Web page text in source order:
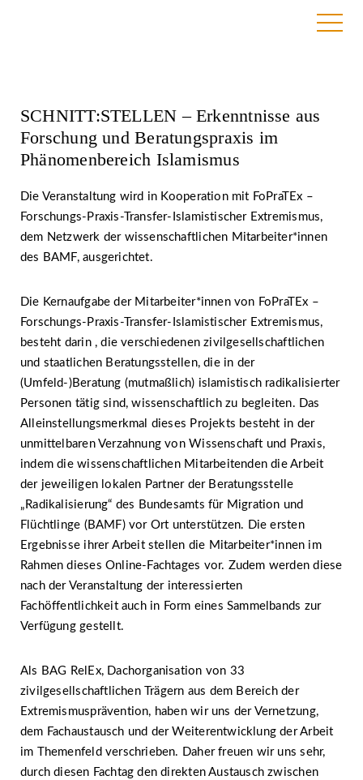
SCHNITT:STELLEN – Erkenntnisse aus
Forschung und Beratungspraxis im
Phänomenbereich Islamismus
Die Veranstaltung wird in Kooperation mit FoPraTEx –
Forschungs-Praxis-Transfer-Islamistischer Extremismus,
dem Netzwerk der wissenschaftlichen Mitarbeiter*innen
des BAMF, ausgerichtet.
Die Kernaufgabe der Mitarbeiter*innen von FoPraTEx –
Forschungs-Praxis-Transfer-Islamistischer Extremismus,
besteht darin , die verschiedenen zivilgesellschaftlichen
und staatlichen Beratungsstellen, die in der
(Umfeld-)Beratung (mutmaßlich) islamistisch radikalisierter
Personen tätig sind, wissenschaftlich zu begleiten. Das
Alleinstellungsmerkmal dieses Projekts besteht in der
unmittelbaren Verzahnung von Wissenschaft und Praxis,
indem die wissenschaftlichen Mitarbeitenden die Arbeit
der jeweiligen lokalen Partner der Beratungsstelle
„Radikalisierung“ des Bundesamts für Migration und
Flüchtlinge (BAMF) vor Ort unterstützen. Die ersten
Ergebnisse ihrer Arbeit stellen die Mitarbeiter*innen im
Rahmen dieses Online-Fachtages vor. Zudem werden diese
nach der Veranstaltung der interessierten
Fachöffentlichkeit auch in Form eines Sammelbands zur
Verfügung gestellt.
Als BAG RelEx, Dachorganisation von 33
zivilgesellschaftlichen Trägern aus dem Bereich der
Extremismusprävention, haben wir uns der Vernetzung,
dem Fachaustausch und der Weiterentwicklung der Arbeit
im Themenfeld verschrieben. Daher freuen wir uns sehr,
durch diesen Fachtag den direkten Austausch zwischen